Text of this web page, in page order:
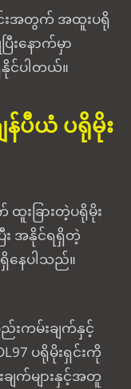
းအတွက် အထူးပရို
းနောက်မှာ
င်ပါတယ်။
န်ပီယံ ပရိုမိုး
ထူးခြားတဲ့ပရိုမိုး
ြီး အနိုင်ရရှိတဲ့
ရှိနေပါသည်။
ည်းကမ်းချက်နှင့်
ပရိုမိုးရှင်းကို
ျက်များနှင့်အတူ